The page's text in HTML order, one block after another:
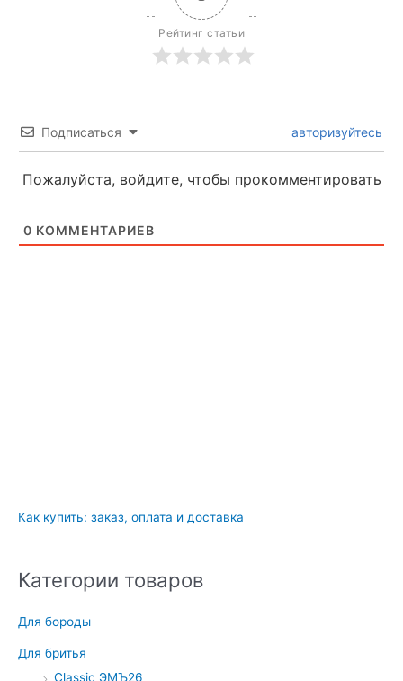
Рейтинг статьи
Подписаться авторизуйтесь
Пожалуйста, войдите, чтобы прокомментировать
0 КОММЕНТАРИЕВ
Как купить: заказ, оплата и доставка
Категории товаров
Для бороды
Для бритья
Classic ЭМЪ26